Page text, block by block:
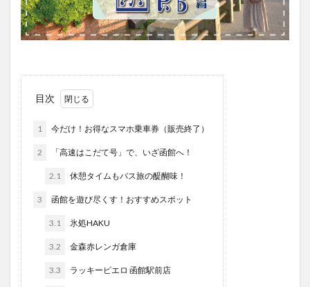
目次
1 今だけ！お得なスマホ乗車券（販売終了）
2 「高速はこだて号」で、いざ函館へ！
2.1 休憩タイムもバス旅の醍醐味！
3 函館を遊び尽くす！おすすめスポット
3.1 氷処HAKU
3.2 金森赤レンガ倉庫
3.3 ラッキーピエロ 函館駅前店